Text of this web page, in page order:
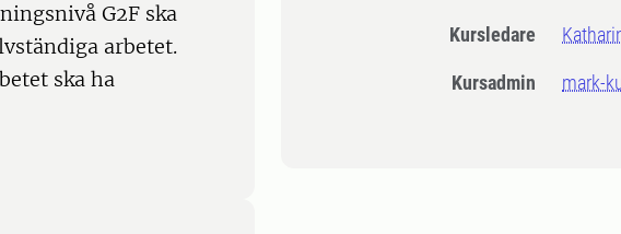
G2F ska
arbetet.
ska ha
Kursledare
Kursadmin mark-